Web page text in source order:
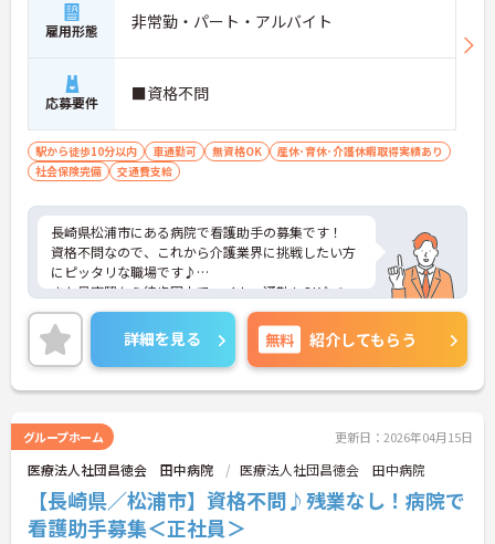
雇用形態 非常勤・パート・アルバイト
応募要件 ■資格不問
駅から徒歩10分以内 車通勤可 無資格OK
産休･育休･介護休暇取得実績あり
社会保険完備
交通費支給
長崎県松浦市にある病院で看護助手の募集です！
資格不問なので、これから介護業界に挑戦したい方
にピッタリな職場です♪
また最寄駅から徒歩圏内でマイカー通勤もOKなの
で、ご自身のライフスタイルに合わせた交通手段が
選べます！
ご興味ある方は面接ポイントをお伝えしますので、
お気軽にご連絡ください。
詳細を見る 無料 紹介してもらう
グループホーム 更新日：2026年04月15日
医療法人社団昌徳会 田中病院 医療法人社団昌徳会 田中病院
【長崎県／松浦市】資格不問♪残業なし！病院で
看護助手募集＜正社員＞